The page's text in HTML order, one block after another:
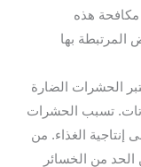
مكافحة هذه
المرتبطة بها
الحشرات الضارة
تسبب الحشرات
إنتاجية الغذاء. من
من الخسائر